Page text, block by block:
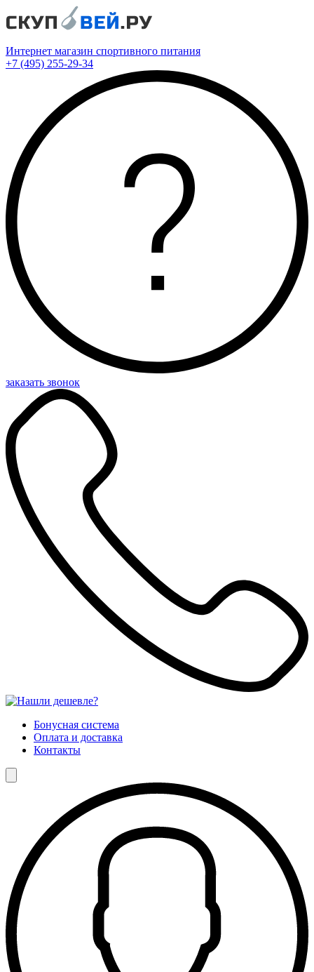
Интернет магазин спортивного питания
+7 (495) 255-29-34
заказать звонок
Бонусная система
Оплата и доставка
Контакты